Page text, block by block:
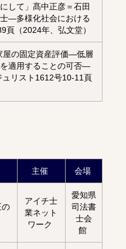
して」髙中正彦＝石田
―多様化社会における
頁（2024年、弘文堂）
屋の固定資産評価―低層
適用することの可否―
リスト1612号10-11頁
主催 会場
の
アイチ士
業ネット
ワーク
愛知県
司法書
士会
館